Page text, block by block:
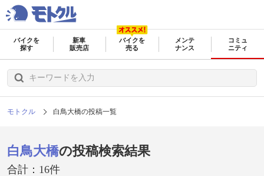
バイクを
探す
新車
販売店
バイクを
売る
メンテ
ナンス
コミュ
ニティ
モトクル 白鳥大橋の投稿一覧
白鳥大橋の投稿検索結果
合計：16件